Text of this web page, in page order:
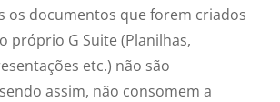
os documentos que forem criados
próprio G Suite (Planilhas,
etc.) não são
assim, não consomem a